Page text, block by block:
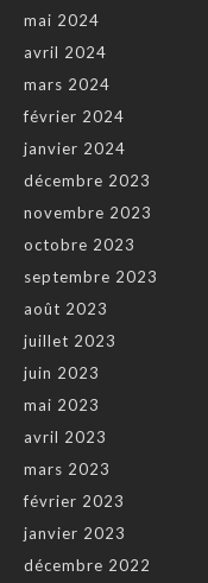
mai 2024
avril 2024
mars 2024
février 2024
janvier 2024
décembre 2023
novembre 2023
octobre 2023
septembre 2023
août 2023
juillet 2023
juin 2023
mai 2023
avril 2023
mars 2023
février 2023
janvier 2023
décembre 2022